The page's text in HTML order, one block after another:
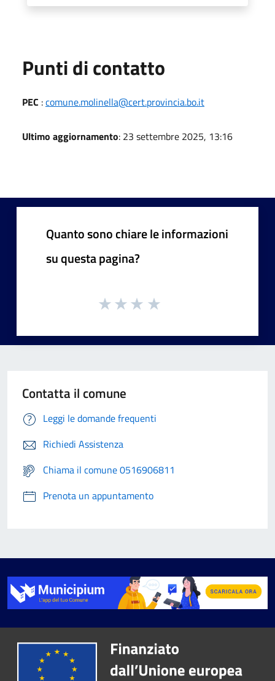
Punti di contatto
PEC :comune.molinella@cert.provincia.bo.it
Ultimo aggiornamento: 23 settembre 2025, 13:16
Quanto sono chiare le informazioni
su questa pagina?
Contatta il comune
Leggi le domande frequenti
Richiedi Assistenza
Chiama il comune 0516906811
Prenota un appuntamento